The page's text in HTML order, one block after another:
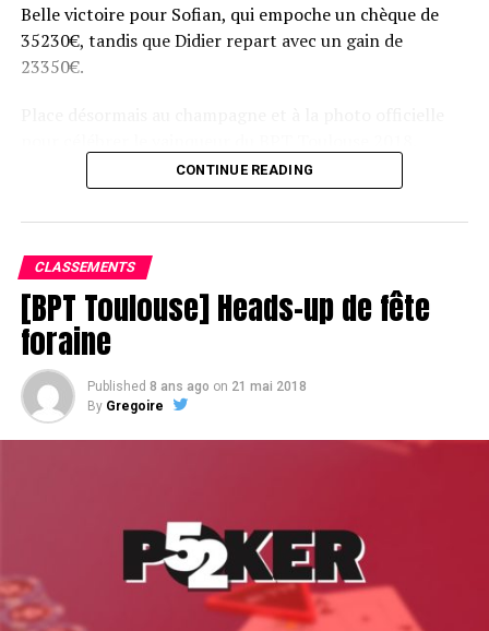
Belle victoire pour Sofian, qui empoche un chèque de
35230€, tandis que Didier repart avec un gain de
23350€.
CONTINUE READING
CLASSEMENTS
[BPT Toulouse] Heads-up de fête
foraine
Published 8 ans ago on 21 mai 2018
By Gregoire